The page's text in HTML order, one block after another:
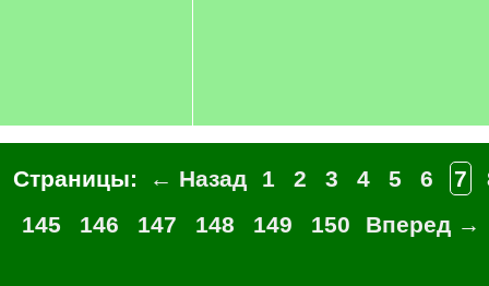
Страницы: ← Назад 1 2 3 4 5 6 7
145
146 147 148 149 150 Вперед →